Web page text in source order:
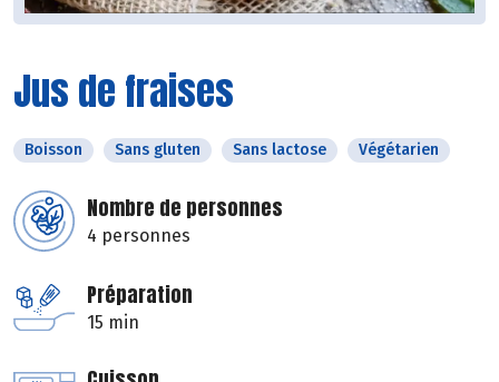
Jus de fraises
Boisson Sans gluten Sans lactose Végétarien
Nombre de personnes
4 personnes
Préparation
15 min